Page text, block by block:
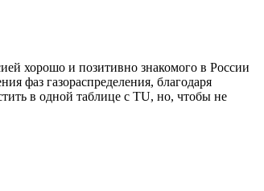
хорошо и позитивно знакомого в России
фаз газораспределения, благодаря
в одной таблице с TU, но, чтобы не